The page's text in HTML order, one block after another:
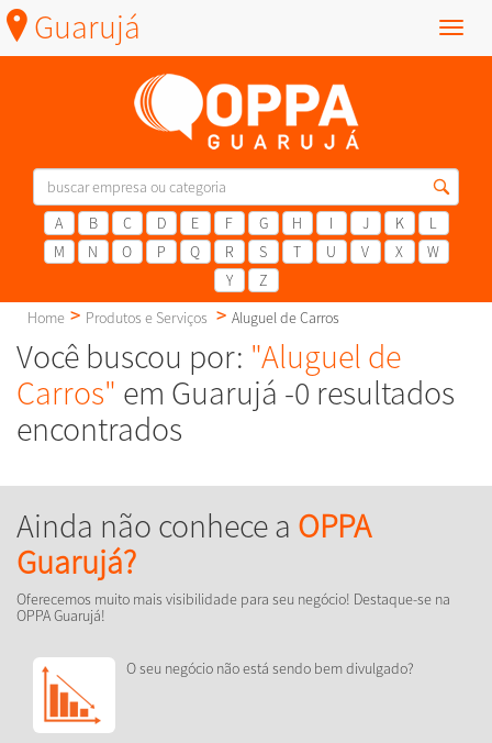
Menu
Guarujá
A B C D E F G H I J K
L
M
N O P Q R S T U V X
W
Y
Z
Home
Produtos e Serviços Aluguel de Carros
Você buscou por: "Aluguel de
Carros" em Guarujá -0 resultados
encontrados
Ainda não conhece a OPPA
Guarujá?
Oferecemos muito mais visibilidade para seu negócio! Destaque-se na
OPPA Guarujá!
O seu negócio não está sendo bem divulgado?